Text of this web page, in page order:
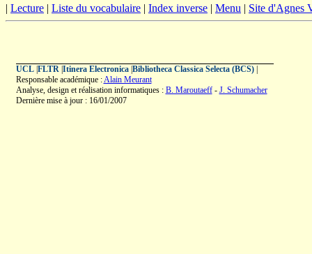
| Lecture | Liste du vocabulaire | Index inverse | Menu | Site d'Agnes
UCL| FLTR| Itinera Electronica| Bibliotheca Classica Selecta (BCS)|
Responsable académique :Alain Meurant
Analyse, design et réalisation informatiques : B. Maroutaeff- J. Schumacher
Dernière mise à jour : 16/01/2007